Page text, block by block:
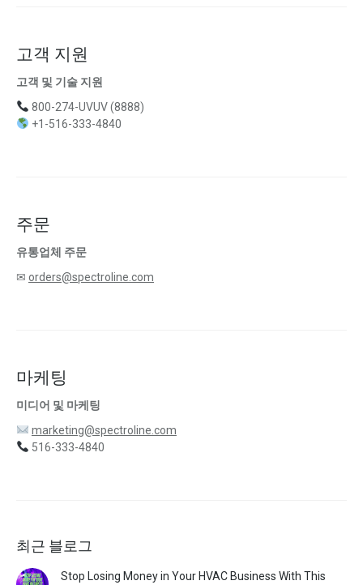
고객 지원
고객 및 기술 지원
800-274-UVUV (8888)
+1-516-333-4840
주문
유통업체 주문
✉ orders@spectroline.com
마케팅
미디어 및 마케팅
marketing@spectroline.com
516-333-4840
최근 블로그
Stop Losing Money in Your HVAC Business With This